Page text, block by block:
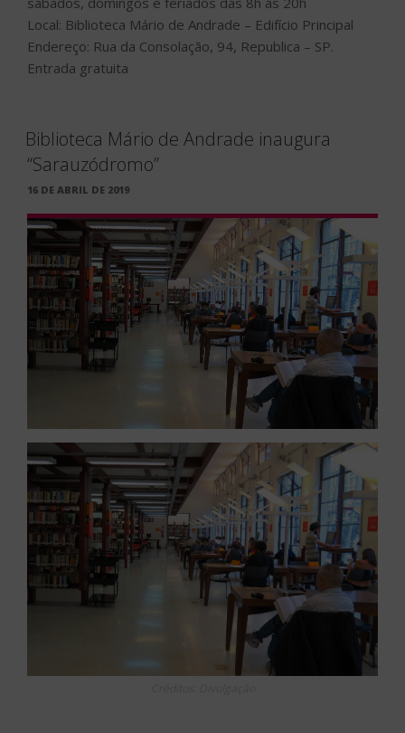
Local: Biblioteca Mário de Andrade – Edifício Principal
Endereço: Rua da Consolação, 94, Republica – SP.
Entrada gratuita
Biblioteca Mário de Andrade inaugura
“Sarauzódromo”
PUBLICADO
16 DE ABRIL DE 2019